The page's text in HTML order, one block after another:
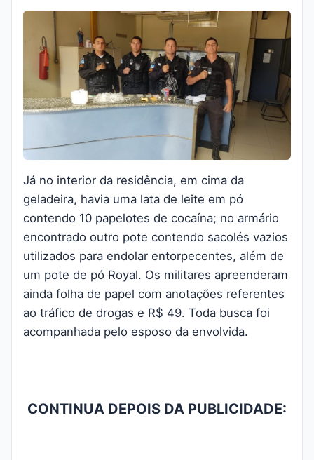
Já no interior da residência, em cima da
geladeira, havia uma lata de leite em pó
contendo 10 papelotes de cocaína; no armário
encontrado outro pote contendo sacolés vazios
utilizados para endolar entorpecentes, além de
um pote de pó Royal. Os militares apreenderam
ainda folha de papel com anotações referentes
ao tráfico de drogas e R$ 49. Toda busca foi
acompanhada pelo esposo da envolvida.
CONTINUA DEPOIS DA PUBLICIDADE: